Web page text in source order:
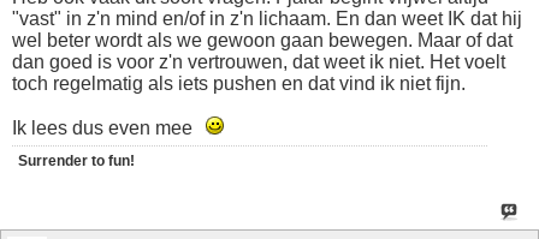
"vast" in z'n mind en/of in z'n lichaam. En dan weet IK dat hij
wel beter wordt als we gewoon gaan bewegen. Maar of dat
dan goed is voor z'n vertrouwen, dat weet ik niet. Het voelt
toch regelmatig als iets pushen en dat vind ik niet fijn.
Ik lees dus even mee
Surrender to fun!